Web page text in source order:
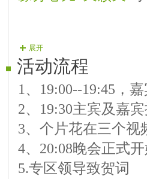
展开
活动流程
1、19:00--19:45，
2、19:30主宾及嘉宾
3、个片花在三个视
4、20:08晚会正式开
5.专区领导致贺词